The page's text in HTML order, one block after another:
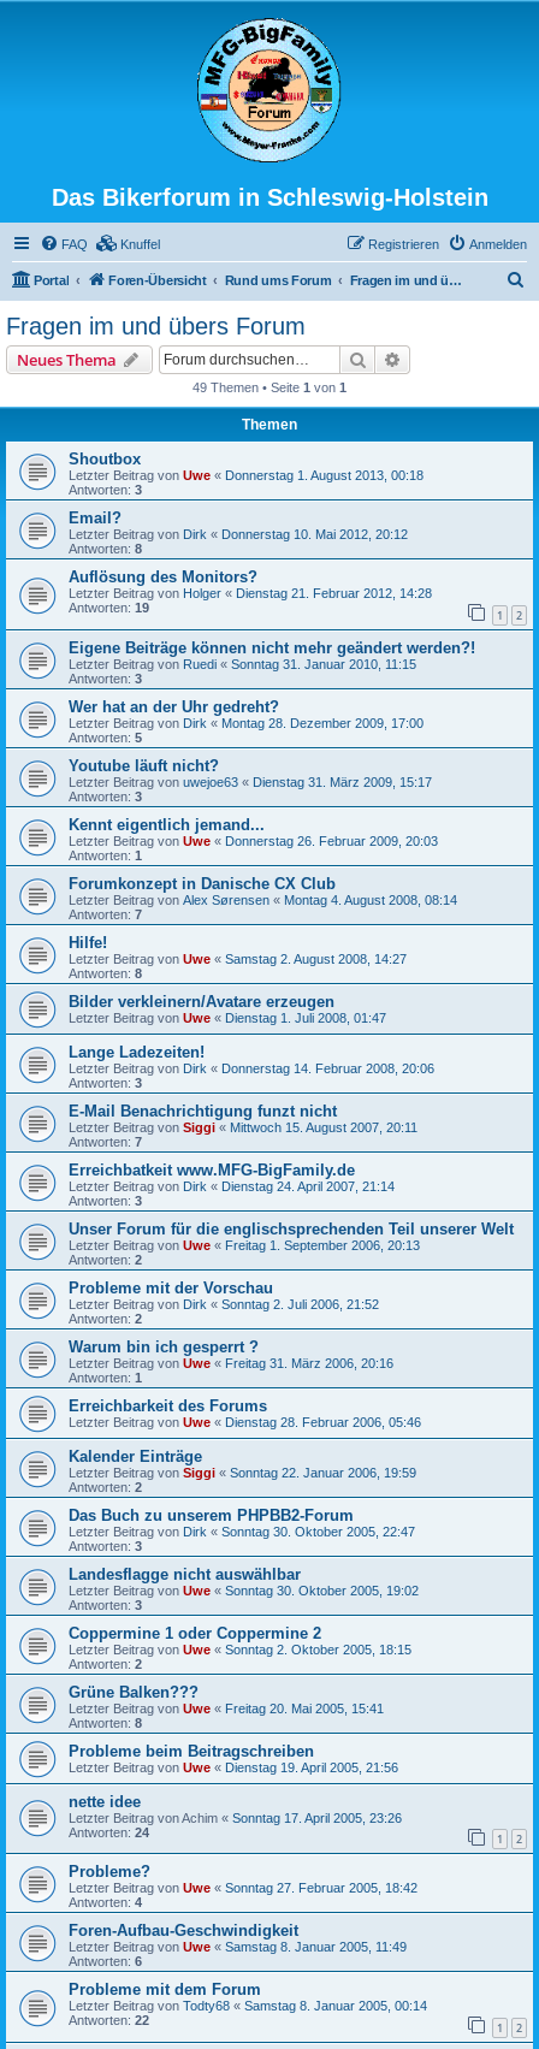
Das Bikerforum in Schleswig-Holstein
FAQ Knuffel Anmelden
Registrieren
Portal Foren-Übersicht Rund ums Forum Fragen im und übers Forum
Fragen im und übers Forum
Neues Thema Suche
49 Themen • Seite 1 von 1
Themen
Shoutbox
Letzter Beitrag von Uwe « Donnerstag 1. August 2013, 00:18
Antworten: 3
Email?
Letzter Beitrag von Dirk « Donnerstag 10. Mai 2012, 20:12
Antworten: 8
Auflösung des Monitors?
Letzter Beitrag von Holger « Dienstag 21. Februar 2012, 14:28
Antworten: 19 1 2
Eigene Beiträge können nicht mehr geändert werden?!
Letzter Beitrag von Ruedi « Sonntag 31. Januar 2010, 11:15
Antworten: 3
Wer hat an der Uhr gedreht?
Letzter Beitrag von Dirk « Montag 28. Dezember 2009, 17:00
Antworten: 5
Youtube läuft nicht?
Letzter Beitrag von uwejoe63 « Dienstag 31. März 2009, 15:17
Antworten: 3
Kennt eigentlich jemand...
Letzter Beitrag von Uwe « Donnerstag 26. Februar 2009, 20:03
Antworten: 1
Forumkonzept in Danische CX Club
Letzter Beitrag von Alex Sørensen « Montag 4. August 2008, 08:14
Antworten: 7
Hilfe!
Letzter Beitrag von Uwe « Samstag 2. August 2008, 14:27
Antworten: 8
Bilder verkleinern/Avatare erzeugen
Letzter Beitrag von Uwe « Dienstag 1. Juli 2008, 01:47
Lange Ladezeiten!
Letzter Beitrag von Dirk « Donnerstag 14. Februar 2008, 20:06
Antworten: 3
E-Mail Benachrichtigung funzt nicht
Letzter Beitrag von Siggi « Mittwoch 15. August 2007, 20:11
Antworten: 7
Erreichbatkeit www.MFG-BigFamily.de
Letzter Beitrag von Dirk « Dienstag 24. April 2007, 21:14
Antworten: 3
Unser Forum für die englischsprechenden Teil unserer Welt
Letzter Beitrag von Uwe « Freitag 1. September 2006, 20:13
Antworten: 2
Probleme mit der Vorschau
Letzter Beitrag von Dirk « Sonntag 2. Juli 2006, 21:52
Antworten: 2
Warum bin ich gesperrt ?
Letzter Beitrag von Uwe « Freitag 31. März 2006, 20:16
Antworten: 1
Erreichbarkeit des Forums
Letzter Beitrag von Uwe « Dienstag 28. Februar 2006, 05:46
Kalender Einträge
Letzter Beitrag von Siggi « Sonntag 22. Januar 2006, 19:59
Antworten: 2
Das Buch zu unserem PHPBB2-Forum
Letzter Beitrag von Dirk « Sonntag 30. Oktober 2005, 22:47
Antworten: 3
Landesflagge nicht auswählbar
Letzter Beitrag von Uwe « Sonntag 30. Oktober 2005, 19:02
Antworten: 3
Coppermine 1 oder Coppermine 2
Letzter Beitrag von Uwe « Sonntag 2. Oktober 2005, 18:15
Antworten: 2
Grüne Balken???
Letzter Beitrag von Uwe « Freitag 20. Mai 2005, 15:41
Antworten: 8
Probleme beim Beitragschreiben
Letzter Beitrag von Uwe « Dienstag 19. April 2005, 21:56
nette idee
Letzter Beitrag vonAchim « Sonntag 17. April 2005, 23:26
Antworten: 24 1 2
Probleme?
Letzter Beitrag von Uwe « Sonntag 27. Februar 2005, 18:42
Antworten: 4
Foren-Aufbau-Geschwindigkeit
Letzter Beitrag von Uwe « Samstag 8. Januar 2005, 11:49
Antworten: 6
Probleme mit dem Forum
Letzter Beitrag von Todty68 « Samstag 8. Januar 2005, 00:14
Antworten: 22 1 2